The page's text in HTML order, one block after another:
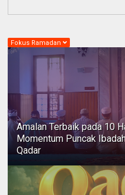
Fokus Ramadan
Amalan Terbaik pada 10
Momentum Puncak
Qadar